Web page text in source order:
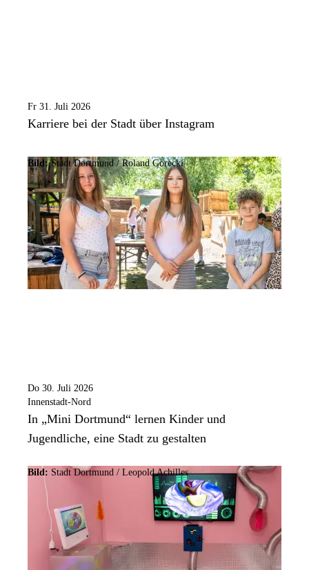
Fr 31. Juli 2026
Karriere bei der Stadt über Instagram
Bild:Stadt Dortmund / Roland Gorecki
Do 30. Juli 2026
Innenstadt-Nord
In „Mini Dortmund“ lernen Kinder und
Jugendliche, eine Stadt zu gestalten
Bild: Stadt Dortmund / Leopold Achilles